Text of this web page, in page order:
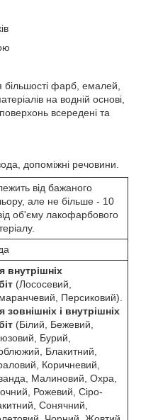
більшості фарб, емалей,
на водній основі,
всередені та
допоміжні речовини.
від бажаного
але не більше - 10
об'єму лакофарбового
внутрішніх
(Лососевий,
Персиковий).
зовнішніх і внутрішніх
(Білий, Бежевий,
Бурий,
Блакитний,
Коричневий,
Малиновий, Охра,
Рожевий, Сіро-
Сонячний,